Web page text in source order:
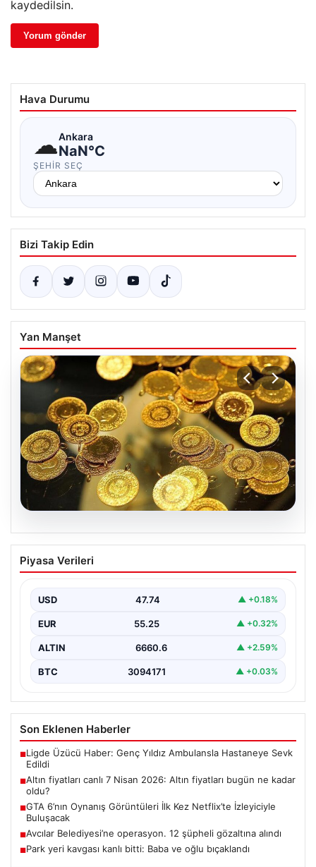
kaydedilsin.
Hava Durumu
☁Ankara
NaN°C
ŞEHIR SEÇ
Bizi Takip Edin
Yan Manşet
Altın fiyatları canlı 7 Nisan 2026: Altın
fiyatları bugün ne kadar oldu?
Piyasa Verileri
USD 47.74 ▲ +0.18%
EUR 55.25 ▲ +0.32%
ALTIN 6660.6 ▲ +2.59%
BTC 3094171 ▲ +0.03%
Son Eklenen Haberler
■Ligde Üzücü Haber: Genç Yıldız Ambulansla Hastaneye Sevk
Edildi
■Altın fiyatları canlı 7 Nisan 2026: Altın fiyatları bugün ne kadar
oldu?
■GTA 6’nın Oynanış Görüntüleri İlk Kez Netflix’te İzleyiciyle
Buluşacak
■Avcılar Belediyesi’ne operasyon. 12 şüpheli gözaltına alındı
■Park yeri kavgası kanlı bitti: Baba ve oğlu bıçaklandı